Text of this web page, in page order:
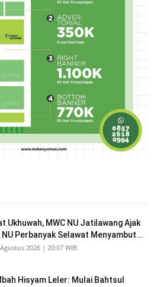
Ukhuwah, MWC NU Jatilawang Ajak
NU Perbanyak Selawat Menyambut...
2026 | 20:07 WIB
Hisyam Leler: Mulai Bahtsul